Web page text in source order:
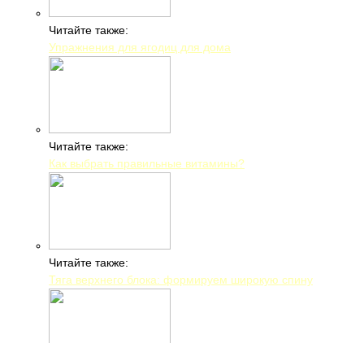
Читайте также:
Упражнения для ягодиц для дома
Читайте также:
Как выбрать правильные витамины?
Читайте также:
Тяга верхнего блока: формируем широкую спину